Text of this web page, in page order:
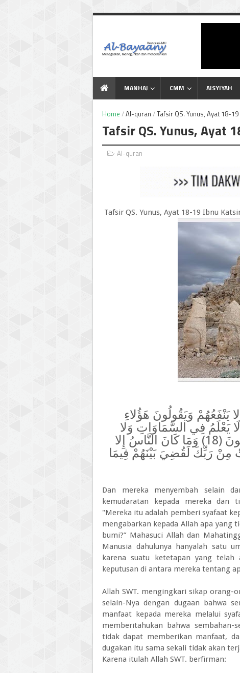
dan Mencerahkan
MANHAJ CMM AISYIYAH
Home /Al-quran /Tafsir QS. Yunus, Ayat 18-
Tafsir QS. Yunus, Ayat
Al-quran
Tafsir QS. Yunus, Ayat 18-19 Ibnu
يَنْفَعُهُمْ وَيَقُولُونَ هَؤُلاءِ
لَا يَعْلَمُ فِي السَّمَاوَاتِ وَلا
فِي الأرْضِ سُبْحَانَهُ وَتَعَالَى عَمَّا يُشْرِكُونَ (18) وَمَا كَانَ النَّاسُ إِلا
مِنْ رَبِّكَ لَقُضِيَ بَيْنَهُمْ فِيمَا
Dan mereka menyembah selain
kemudaratan kepada mereka dan
"Mereka itu adalah pemberi syafaat
mengabarkan kepada Allah apa yang
bumi?” Mahasuci Allah dan
Manusia dahulunya hanyalah satu
karena suatu ketetapan yang
keputusan di antara mereka tentang
Allah SWT. mengingkari sikap orang-
selain-Nya dengan dugaan bahwa
manfaat kepada mereka melalui
memberitahukan bahwa
tidak dapat memberikan manfaat,
dugakan itu sama sekali tidak akan
Karena itulah Allah SWT. berfirman: